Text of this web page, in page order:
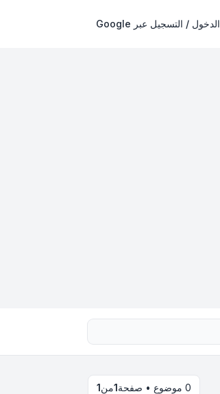
الدخول / التسجيل عبر Google
0 موضوع • صفحة 1من1